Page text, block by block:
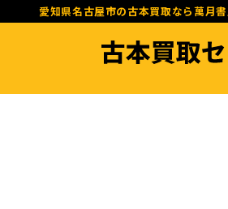
愛知県名古屋市の古本買取なら萬月